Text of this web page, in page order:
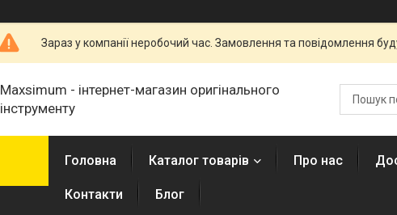
Зараз у компанії неробочий час. Замовлення та повідомлення
Maxsimum - інтернет-магазин оригінального
інструменту
Головна Каталог товарів Про нас
Контакти Блог